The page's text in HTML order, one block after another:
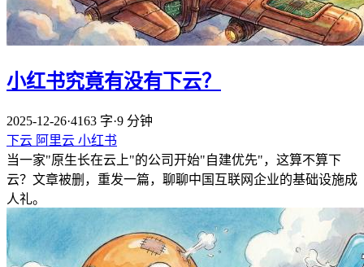
小红书究竟有没有下云？
2025-12-26·4163 字·9 分钟
下云 阿里云 小红书
当一家"原生长在云上"的公司开始"自建优先"，这算不算下
云？文章被删，重发一篇，聊聊中国互联网企业的基础设施成
人礼。